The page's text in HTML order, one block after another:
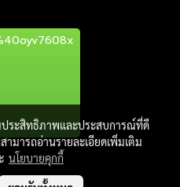
ประสิทธิภาพและประสบการณ์ที่ดี
ามารถอ่านรายละเอียดเพิ่มเติม
นโยบายคุกกี้